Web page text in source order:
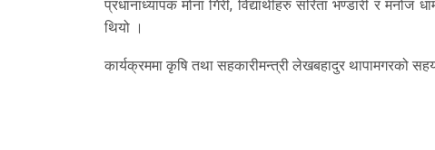
प्रधानाध्यापक मोना गिरी, विद्यार्थीहरु सरिता भण्डारी र
थियो ।
कार्यक्रममा कृषि तथा सहकारीमन्त्री लेखबहादुर थापामगरको